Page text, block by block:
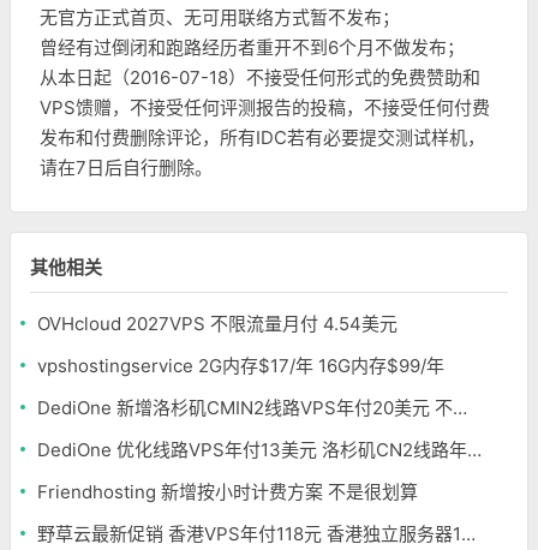
无官方正式首页、无可用联络方式暂不发布；
曾经有过倒闭和跑路经历者重开不到6个月不做发布；
从本日起（2016-07-18）不接受任何形式的免费赞助和
VPS馈赠，不接受任何评测报告的投稿，不接受任何付费
发布和付费删除评论，所有IDC若有必要提交测试样机，
请在7日后自行删除。
其他相关
OVHcloud 2027VPS 不限流量月付 4.54美元
vpshostingservice 2G内存$17/年 16G内存$99/年
DediOne 新增洛杉矶CMIN2线路VPS年付20美元 不限流量
DediOne 优化线路VPS年付13美元 洛杉矶CN2线路年付59美元
Friendhosting 新增按小时计费方案 不是很划算
野草云最新促销 香港VPS年付118元 香港独立服务器199元/月